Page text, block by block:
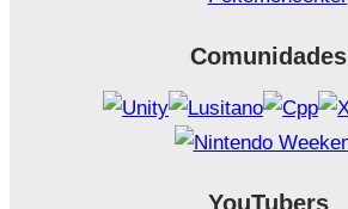
Comunidades
YouTubers